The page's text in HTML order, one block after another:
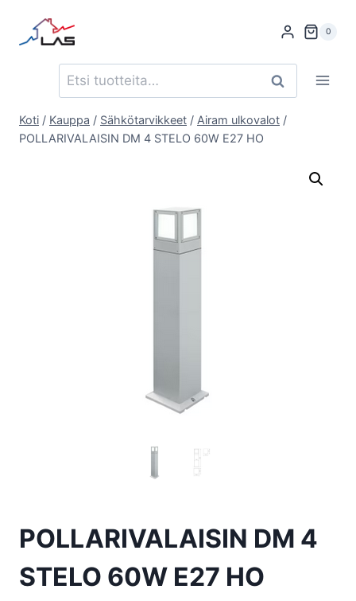
sisältöön
0
Etsi: Haku
Koti / Kauppa / Sähkötarvikkeet / Airam ulkovalot /
POLLARIVALAISIN DM 4 STELO 60W E27 HO
POLLARIVALAISIN DM 4
STELO 60W E27 HO